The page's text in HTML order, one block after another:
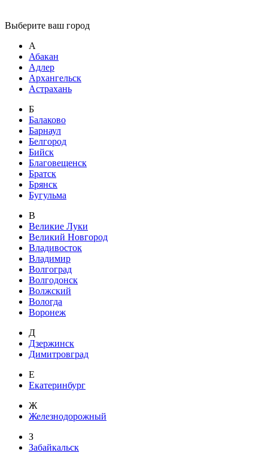
Выберите ваш город
А
Абакан
Адлер
Архангельск
Астрахань
Б
Балаково
Барнаул
Белгород
Бийск
Благовещенск
Братск
Брянск
Бугульма
В
Великие Луки
Великий Новгород
Владивосток
Владимир
Волгоград
Волгодонск
Волжский
Вологда
Воронеж
Д
Дзержинск
Димитровград
Е
Екатеринбург
Ж
Железнодорожный
З
Забайкальск